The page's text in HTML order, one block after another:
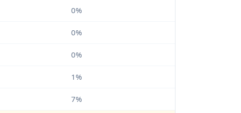
0%
0%
0%
1%
7%